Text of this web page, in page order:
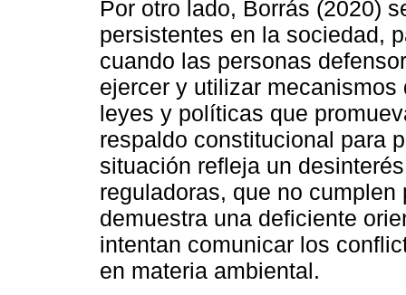
Por otro lado, Borrás (2020)
persistentes en la sociedad,
cuando las personas
ejercer y utilizar
leyes y políticas que
respaldo constitucional para
situación refleja un
reguladoras, que no
demuestra una deficiente
intentan comunicar los
en materia ambiental.